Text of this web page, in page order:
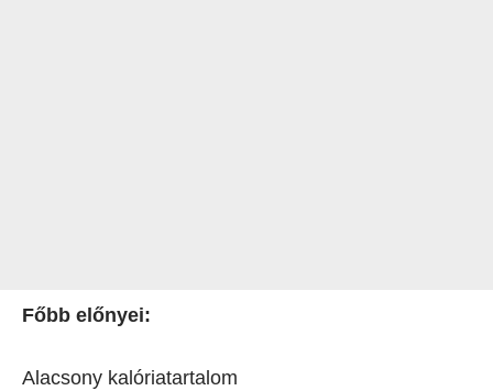
Főbb előnyei:
Alacsony kalóriatartalom